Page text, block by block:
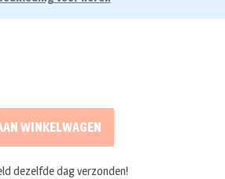
WINKELWAGEN
dezelfde dag verzonden!